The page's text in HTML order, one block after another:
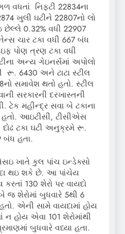
વધતાં નિફ્ટી 22834ના
ખુલી ઘટીને 22807નો લો
છેલ્લે 0.32% વધી 22907
ચાર ટકા વધી 667 બંધ
પોણ ત્રણ ટકા વધી
અન્ય ગેઇનર્સમાં અપોલો
રૂ. 6430 અને ટાટા સ્ટીલ
સમાવેશ થતો હતો. સ્ટીલ
સરકારની દરખાસ્તની
મહીન્દ્ર સવા બે ટકાના
હતો. આઇટીસી, ટીસીએસ
ટકા ઘટી અનુક્રમે રૂ.
બંધ હતા.
ખાતે કુલ પાંચ ઇન્ડેક્સો
થઇ શકે છે. આ પાંચેય
કરતાં 130 શેરો પર વાયદો
જ શેરોમાં બુધવારે 5થી 6
એની સામે વાયદામાં હોય
હોય એવા 101 શેરોમાંથી
બુધવારે વધ્યા હતા.